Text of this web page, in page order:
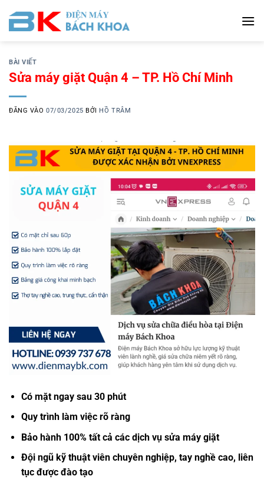
qua
BÀI VIẾT
Sửa máy giặt Quận 4 – TP. Hồ Chí Minh
ĐĂNG VÀO07/03/2025 BỞI HỒ TRÂM
Có mặt ngay sau 30 phút
Quy trình làm việc rõ ràng
Bảo hành 100% tất cả các dịch vụ sửa máy giặt
Đội ngũ kỹ thuật viên chuyên nghiệp, tay nghề cao, liên
tục được đào tạo